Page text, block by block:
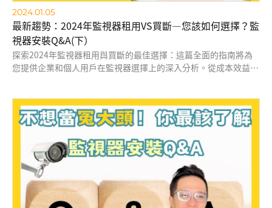
2024.01.05
最新趨勢：2024年監視器租用VS買斷—您該如何選擇？監
視器安裝Q&A(下）
探索2024年監視器租用與買斷的最佳選擇：這篇全面的指南將為
您提供企業和個人用戶在監視器選擇上的深入分析。從成本效益、
買斷之間的差異及其對您業務的影響。